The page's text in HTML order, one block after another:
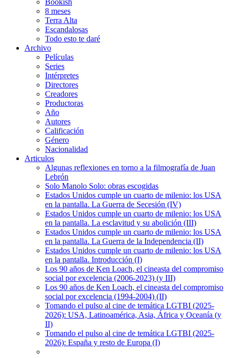
Bookish
8 meses
Terra Alta
Escandalosas
Todo esto te daré
Archivo
Películas
Series
Intérpretes
Directores
Creadores
Productoras
Año
Autores
Calificación
Género
Nacionalidad
Articulos
Algunas reflexiones en torno a la filmografía de Juan
Lebrón
Solo Manolo Solo: obras escogidas
Estados Unidos cumple un cuarto de milenio: los USA
en la pantalla. La Guerra de Secesión (IV)
Estados Unidos cumple un cuarto de milenio: los USA
en la pantalla. La esclavitud y su abolición (III)
Estados Unidos cumple un cuarto de milenio: los USA
en la pantalla. La Guerra de la Independencia (II)
Estados Unidos cumple un cuarto de milenio: los USA
en la pantalla. Introducción (I)
Los 90 años de Ken Loach, el cineasta del compromiso
social por excelencia (2006-2023) (y III)
Los 90 años de Ken Loach, el cineasta del compromiso
social por excelencia (1994-2004) (II)
Tomando el pulso al cine de temática LGTBI (2025-
2026): USA, Latinoamérica, Asia, África y Oceanía (y
II)
Tomando el pulso al cine de temática LGTBI (2025-
2026): España y resto de Europa (I)